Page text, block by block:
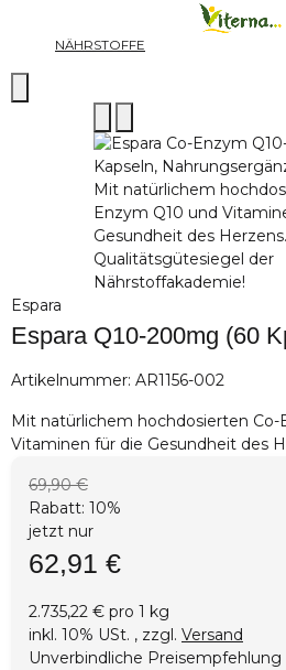
NÄHRSTOFFE
Espara
Espara Q10-200mg (60
Artikelnummer: AR1156-002
Mit natürlichem hochdosierten Co-
Vitaminen für die Gesundheit des
69,90 €
Rabatt: 10%
jetzt nur
62,91 €
2.735,22 € pro 1 kg
inkl. 10% USt. , zzgl. Versand
Unverbindliche Preisempfehlung